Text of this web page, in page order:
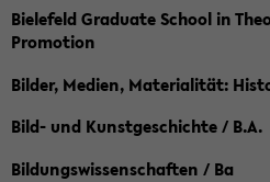
Bielefeld Graduate School in
Promotion
Bilder, Medien, Materialität:
Bild- und Kunstgeschichte / B.A.
Bildungswissenschaften / Ba